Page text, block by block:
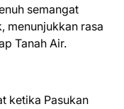
semangat
menunjukkan rasa
Tanah Air.
ketika Pasukan